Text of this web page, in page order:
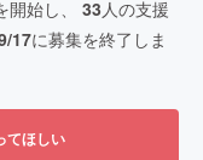
開始し、 33人の支援
17に募集を終了しま
てほしい